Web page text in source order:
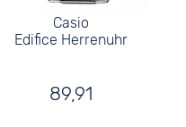
Casio
Edifice Herrenuhr
89,91